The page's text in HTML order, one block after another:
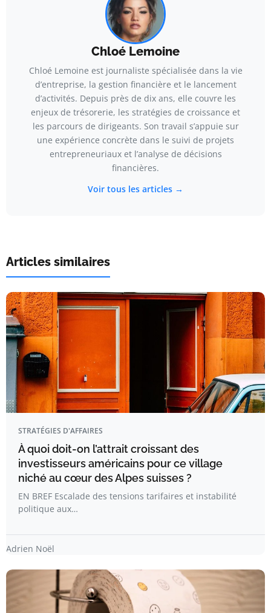
Chloé Lemoine
Chloé Lemoine est journaliste spécialisée dans la vie
d’entreprise, la gestion financière et le lancement
d’activités. Depuis près de dix ans, elle couvre les
enjeux de trésorerie, les stratégies de croissance et
les parcours de dirigeants. Son travail s’appuie sur
une expérience concrète dans le suivi de projets
entrepreneuriaux et l’analyse de décisions
financières.
Voir tous les articles →
Articles similaires
STRATÉGIES D'AFFAIRES
À quoi doit-on l’attrait croissant des
investisseurs américains pour ce village
niché au cœur des Alpes suisses ?
EN BREF Escalade des tensions tarifaires et instabilité
politique aux…
Adrien Noël